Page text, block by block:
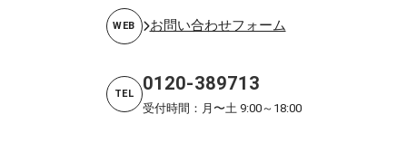
WEB お問い合わせフォーム
TEL 0120-389713
受付時間：月〜土 9:00～18:00